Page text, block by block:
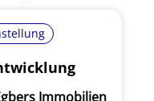
Immobilien